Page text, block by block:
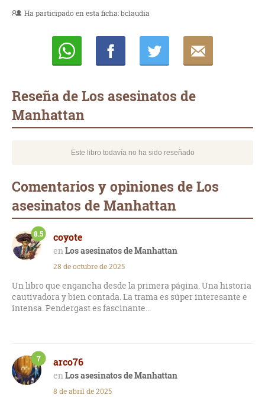
Ha participado en esta ficha:bclaudia
Reseña de Los asesinatos de
Manhattan
Este libro todavía no ha sido reseñado
Comentarios y opiniones de Los
asesinatos de Manhattan
coyote
Los asesinatos de Manhattan
8.5
28 de octubre de 2025
Un libro que engancha desde la primera página. Una historia
cautivadora y bien contada. La trama es súper interesante e
intensa. Pendergast es fascinante...
arco76
Los asesinatos de Manhattan
7
8 de abril de 2025